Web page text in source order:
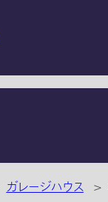
ガレージハウス >